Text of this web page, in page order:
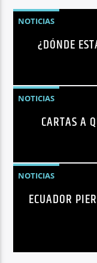
NOTICIAS
¿DÓNDE
NOTICIAS
CARTAS A
NOTICIAS
ECUADOR